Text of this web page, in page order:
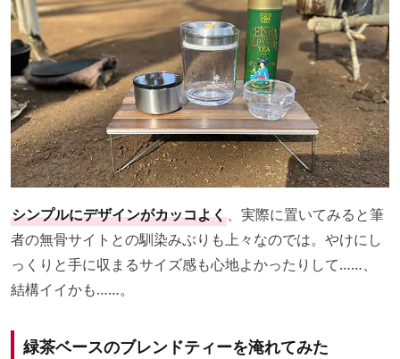
シンプルにデザインがカッコよく、実際に置いてみると筆
者の無骨サイトとの馴染みぶりも上々なのでは。やけにし
っくりと手に収まるサイズ感も心地よかったりして……、
結構イイかも……。
緑茶ベースのブレンドティーを淹れてみた